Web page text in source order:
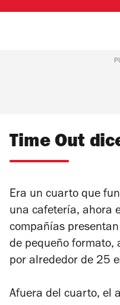
Time Out
Era un cuarto que
una cafetería, ahora
compañías
de pequeño formato,
por alrededor de 25
Afuera del cuarto, el